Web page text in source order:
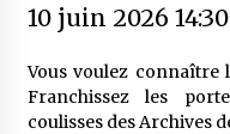
10 juin 2026 14:30
Vous voulez connaître
Franchissez les
coulisses des Archives